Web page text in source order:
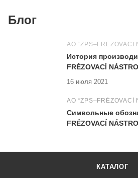
Блог
АО “ZPS–FRÉZOVACÍ
16 июля 2021
История
FRÉZOVACÍ
АО “ZPS–FRÉZOVACÍ
Символьные
FRÉZOVACÍ
КАТАЛОГ